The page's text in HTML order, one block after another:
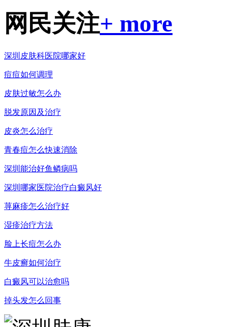
网民关注+ more
深圳皮肤科医院哪家好
痘痘如何调理
皮肤过敏怎么办
脱发原因及治疗
皮炎怎么治疗
青春痘怎么快速消除
深圳能治好鱼鳞病吗
深圳哪家医院治疗白癜风好
荨麻疹怎么治疗好
湿疹治疗方法
脸上长痘怎么办
牛皮癣如何治疗
白癜风可以治愈吗
掉头发怎么回事